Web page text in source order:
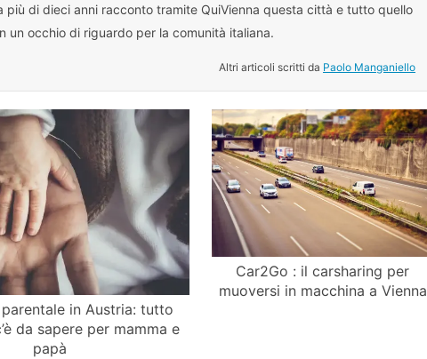
più di dieci anni racconto tramite QuiVienna questa città e tutto quello
un occhio di riguardo per la comunità italiana.
Altri articoli scritti da Paolo Manganiello
in Austria: tutto
da sapere per mamma e
papà
Car2Go : il carsharing per
muoversi in macchina a Vienna